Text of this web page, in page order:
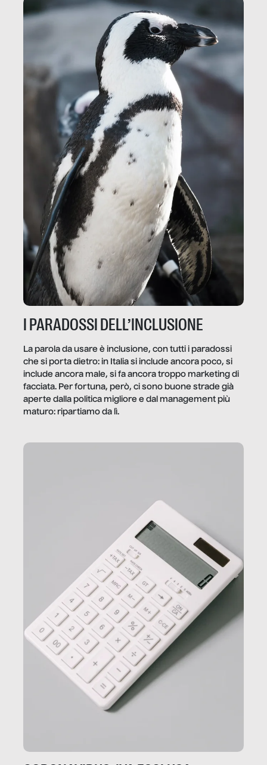
I PARADOSSI DELL’INCLUSIONE
La parola da usare è inclusione, con tutti i paradossi
che si porta dietro: in Italia si include ancora poco, si
include ancora male, si fa ancora troppo marketing di
facciata. Per fortuna, però, ci sono buone strade già
aperte dalla politica migliore e dal management più
maturo: ripartiamo da lì.